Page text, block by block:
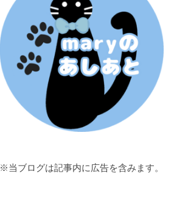
※当ブログは記事内に広告を含みます。